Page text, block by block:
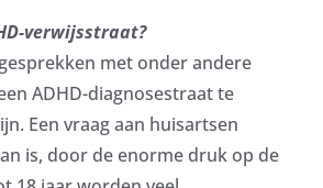
verwijsstraat?
met onder andere
ADHD-diagnosestraat te
Een vraag aan huisartsen
is, door de enorme druk op de